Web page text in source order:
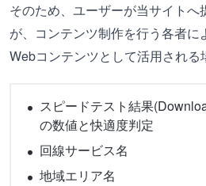
そのため、ユーザーが当サイトへ
が、コンテンツ制作を行う各者
Webコンテンツとして活用される
スピードテスト結果
の数値と快適度判定
回線サービス名
地域エリア名